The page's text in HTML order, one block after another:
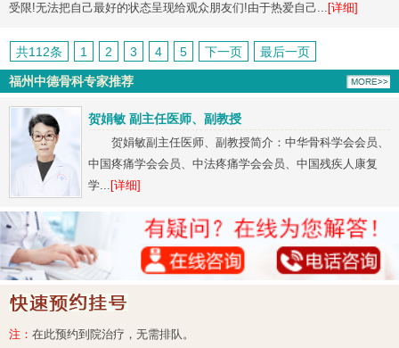
受限!无法把自己最好的状态呈现给观众朋友们!由于热爱自己... [详细]
共112条 1 2 3 4 5 下一页 最后一页
福州中德骨科专家推荐
贺娟敏 副主任医师、副教授
贺娟敏副主任医师、副教授简介：中华骨科学会会员、
中国疼痛学会会员、中法疼痛学会会员、中国残疾人康复
学... [详细]
注： 在此预约到院治疗，无需排队。